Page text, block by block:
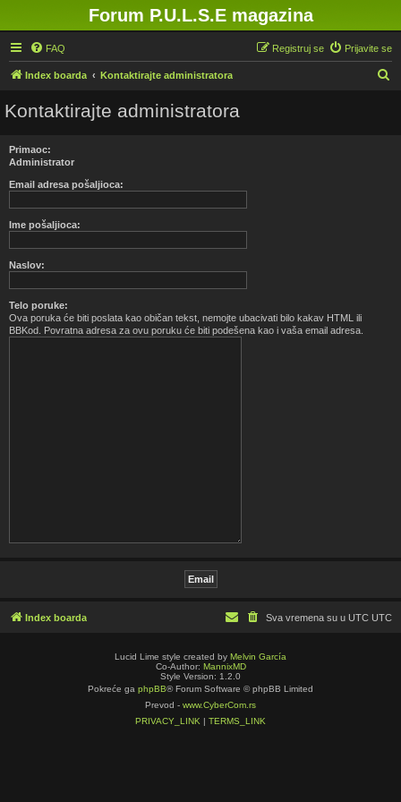
Forum P.U.L.S.E magazina
FAQ Prijavite se
Registruj se
Index boarda Kontaktirajte administratora
Kontaktirajte administratora
Primaoc:
Administrator
Email adresa pošaljioca:
Ime pošaljioca:
Naslov:
Telo poruke:
Ova poruka će biti poslata kao običan tekst, nemojte ubacivati bilo kakav HTML ili
BBKod. Povratna adresa za ovu poruku će biti podešena kao i vaša email adresa.
Index boarda Sva vremena su u UTC UTC
Lucid Lime style created by Melvin García
Co-Author: MannixMD
Style Version: 1.2.0
Pokreće ga phpBB® Forum Software © phpBB Limited
Prevod - www.CyberCom.rs
PRIVACY_LINK | TERMS_LINK